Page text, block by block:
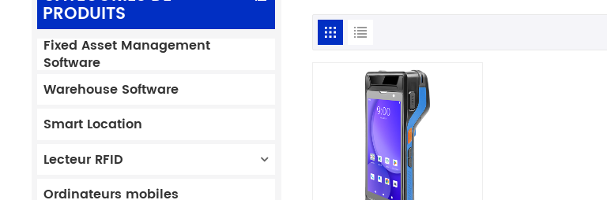
PRODUITS
Fixed Asset Management
Software
Warehouse Software
Smart Location
Lecteur RFID
Ordinateurs mobiles